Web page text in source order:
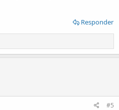
Responder
#5